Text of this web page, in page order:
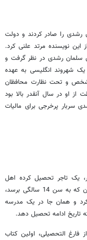
رشدی را صادر کردند و دولت
نویسنده مرتد علنی کرد.
سلمان رشدی در نظر گرفت و
یک شهروند انگلیسی به عهده
و تحت نظارت محافظان
او در سال آنقدر بالا بود
سربار پرخرجی برای مالیات
یک تاجر تحصیل کرده اهل
کمبریج بود و مادر آموزگاری در بمبئی. او قبل از آن که به سن 14 سالگی برسد،
و همان جا در یک مدرسه
تاریخ ادامه تحصیل دهد.
التحصیلی، اولین کتاب